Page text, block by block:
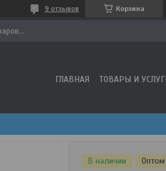
Корзина
9 отзывов
ГЛАВНАЯ ТОВАРЫ И
В наличии